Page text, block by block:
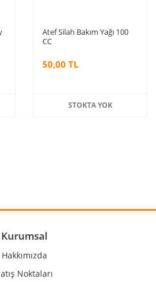
Atef Silah Bakım Yağı 100
CC
50,00 TL
STOKTA YOK
Kurumsal
Hakkımızda
Noktaları